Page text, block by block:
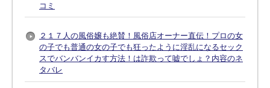
コミ
２１７人の風俗嬢も絶賛！風俗店オーナー直伝！プロの女
の子でも普通の女の子でも狂ったように淫乱になるセック
スでバンバンイカす方法！は詐欺って嘘でしょ？内容のネ
タバレ